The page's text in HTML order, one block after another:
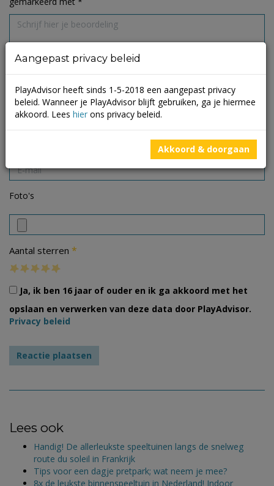
Foto's
Aantal sterren *
Ja, ik ben 16 jaar of ouder en ik ga akkoord met het
opslaan en verwerken van deze data door PlayAdvisor.
Privacy beleid
Lees ook
Handig! De allerleukste speeltuinen langs de snelweg
route du soleil in Frankrijk
Tips voor een dagje pretpark; wat neem je mee?
8x de leukste binnenspeeltuin in Nederland! Indoor
Aangepast privacy beleid
PlayAdvisor heeft sinds 1-5-2018 een aangepast privacy
beleid. Wanneer je PlayAdvisor blijft gebruiken, ga je hiermee
akkoord. Lees hier ons privacy beleid.
Akkoord & doorgaan